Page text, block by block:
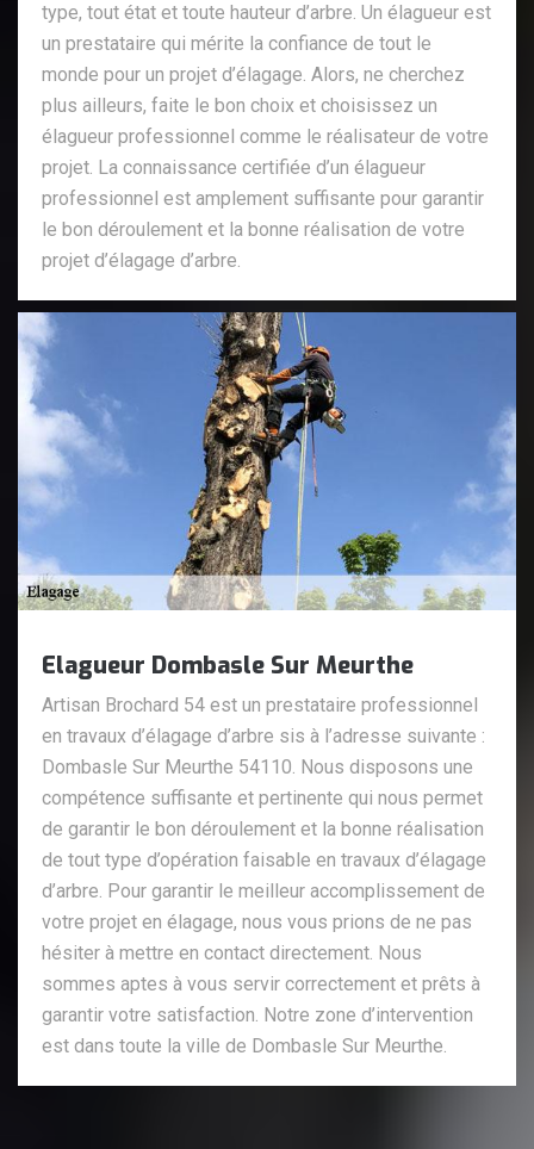
type, tout état et toute hauteur d’arbre. Un élagueur est
un prestataire qui mérite la confiance de tout le
monde pour un projet d’élagage. Alors, ne cherchez
plus ailleurs, faite le bon choix et choisissez un
élagueur professionnel comme le réalisateur de votre
projet. La connaissance certifiée d’un élagueur
professionnel est amplement suffisante pour garantir
le bon déroulement et la bonne réalisation de votre
projet d’élagage d’arbre.
Elagueur Dombasle Sur Meurthe
Artisan Brochard 54 est un prestataire professionnel
en travaux d’élagage d’arbre sis à l’adresse suivante :
Dombasle Sur Meurthe 54110. Nous disposons une
compétence suffisante et pertinente qui nous permet
de garantir le bon déroulement et la bonne réalisation
de tout type d’opération faisable en travaux d’élagage
d’arbre. Pour garantir le meilleur accomplissement de
votre projet en élagage, nous vous prions de ne pas
hésiter à mettre en contact directement. Nous
sommes aptes à vous servir correctement et prêts à
garantir votre satisfaction. Notre zone d’intervention
est dans toute la ville de Dombasle Sur Meurthe.